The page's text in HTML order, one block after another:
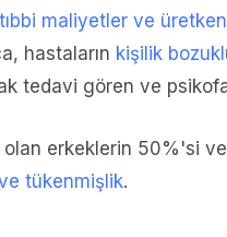
maliyetler ve
hastaların kişilik
tedavi gören ve
olan erkeklerin 50%'si
tükenmişlik.